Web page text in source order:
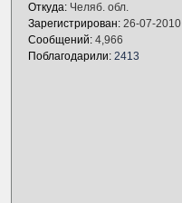
Откуда: Челяб. обл.
Зарегистрирован: 26-07-2010
Сообщений: 4,966
Поблагодарили: 2413